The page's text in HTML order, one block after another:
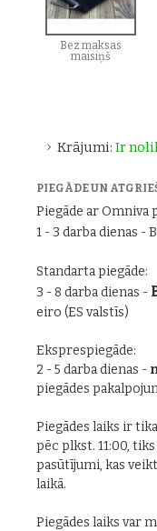
Krājumi: Ir
Bez maksas
maisiņš
PIEGĀDE UN
Piegāde ar Omniva
1 - 3 darba dienas -
Standarta piegāde:
3 - 8 darba dienas -
eiro (ES valstīs)
Eksprespiegāde:
2 - 5 darba dienas -
piegādes
Piegādes laiks ir
pēc plkst. 11:00,
pasūtījumi, kas
laikā.
Piegādes laiks var